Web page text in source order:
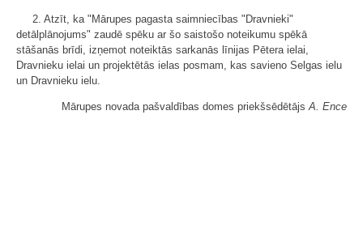
2. Atzīt, ka "Mārupes pagasta saimniecības "Dravnieki"
detālplānojums" zaudē spēku ar šo saistošo noteikumu spēkā
stāšanās brīdi, izņemot noteiktās sarkanās līnijas Pētera ielai,
Dravnieku ielai un projektētās ielas posmam, kas savieno Selgas ielu
un Dravnieku ielu.
Mārupes novada pašvaldības domes priekšsēdētājsA. Ence